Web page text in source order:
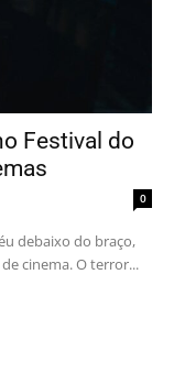
Festival do
0
debaixo do braço,
cinema. O terror...